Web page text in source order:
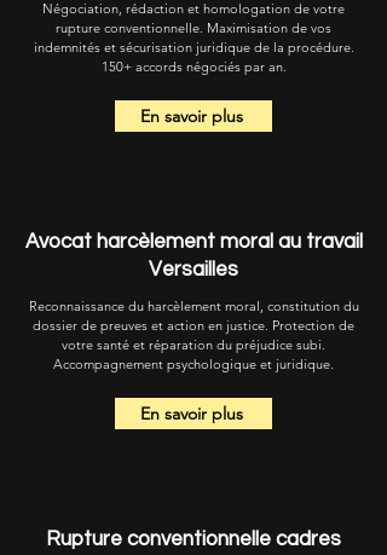
Négociation, rédaction et homologation de votre
rupture conventionnelle. Maximisation de vos
indemnités et sécurisation juridique de la procédure.
150+ accords négociés par an.
En savoir plus
Avocat harcèlement moral au travail
Versailles
Reconnaissance du harcèlement moral, constitution du
dossier de preuves et action en justice. Protection de
votre santé et réparation du préjudice subi.
Accompagnement psychologique et juridique.
En savoir plus
Rupture conventionnelle cadres